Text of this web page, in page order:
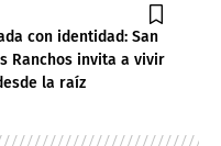
con identidad: San
Ranchos invita a vivir
la raíz